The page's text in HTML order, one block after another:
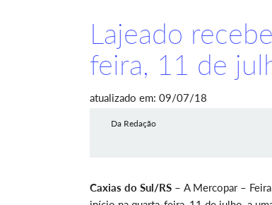
Lajeado
feira, 11 de
atualizado em: 09/07/18
Da Redação
Caxias do Sul/RS – A Mercopar –